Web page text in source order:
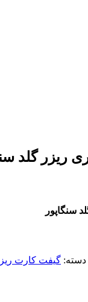
دسته: گیفت کارت